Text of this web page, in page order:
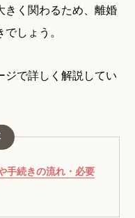
きく関わるため、離婚
しょう。
で詳しく解説してい
手続きの流れ・必要